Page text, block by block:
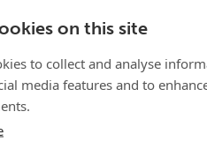
on this site
to collect and analyse
media features and to